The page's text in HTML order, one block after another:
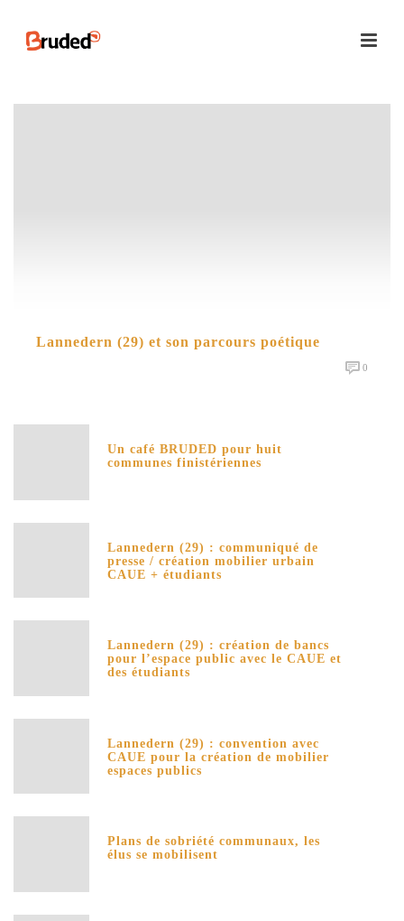
Lannedern (29) et son parcours poétique
0
Un café BRUDED pour huit
communes finistériennes
Lannedern (29) : communiqué de
presse / création mobilier urbain
CAUE + étudiants
Lannedern (29) : création de bancs
pour l’espace public avec le CAUE et
des étudiants
Lannedern (29) : convention avec
CAUE pour la création de mobilier
espaces publics
Plans de sobriété communaux, les
élus se mobilisent